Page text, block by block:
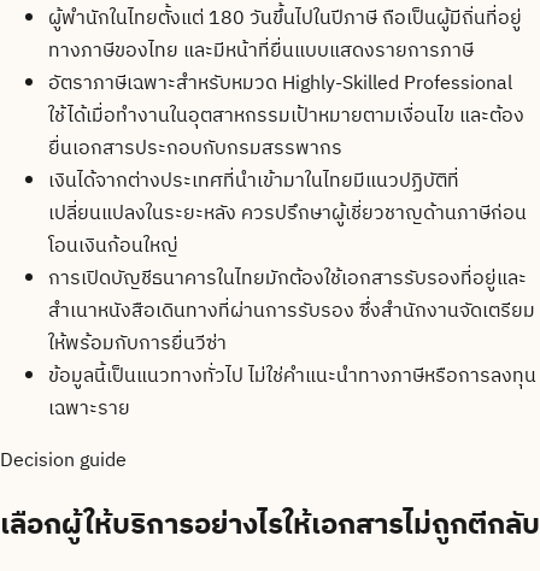
ผู้พำนักในไทยตั้งแต่ 180 วันขึ้นไปในปีภาษี ถือเป็นผู้มีถิ่นที่อยู่
ทางภาษีของไทย และมีหน้าที่ยื่นแบบแสดงรายการภาษี
อัตราภาษีเฉพาะสำหรับหมวด Highly-Skilled Professional
ใช้ได้เมื่อทำงานในอุตสาหกรรมเป้าหมายตามเงื่อนไข และต้อง
ยื่นเอกสารประกอบกับกรมสรรพากร
เงินได้จากต่างประเทศที่นำเข้ามาในไทยมีแนวปฏิบัติที่
เปลี่ยนแปลงในระยะหลัง ควรปรึกษาผู้เชี่ยวชาญด้านภาษีก่อน
โอนเงินก้อนใหญ่
การเปิดบัญชีธนาคารในไทยมักต้องใช้เอกสารรับรองที่อยู่และ
สำเนาหนังสือเดินทางที่ผ่านการรับรอง ซึ่งสำนักงานจัดเตรียม
ให้พร้อมกับการยื่นวีซ่า
ข้อมูลนี้เป็นแนวทางทั่วไป ไม่ใช่คำแนะนำทางภาษีหรือการลงทุน
เฉพาะราย
Decision guide
เลือกผู้ให้บริการอย่างไรให้เอกสารไม่ถูกตีกลับ